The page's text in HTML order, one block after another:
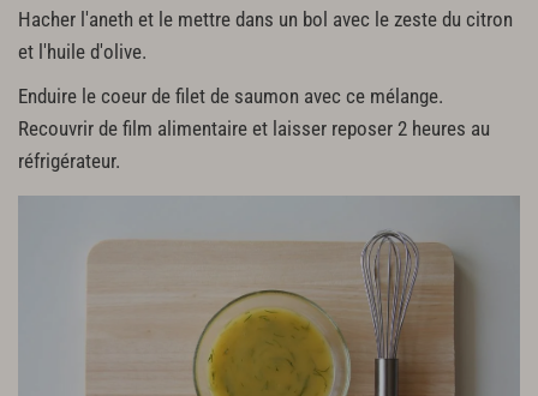
Hacher l'aneth et le mettre dans un bol avec le zeste du citron
et l'huile d'olive.
Enduire le coeur de filet de saumon avec ce mélange.
Recouvrir de film alimentaire et laisser reposer 2 heures au
réfrigérateur.